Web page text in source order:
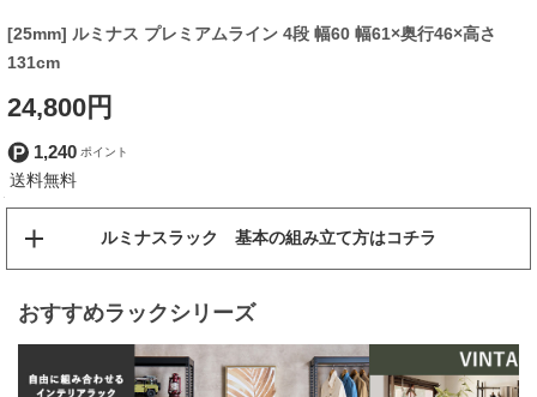
[25mm] ルミナス プレミアムライン 4段 幅60 幅61×奥行46×高さ
131cm
24,800円
1,240
ルミナスラック 基本の組み立て方はコチラ
おすすめラックシリーズ